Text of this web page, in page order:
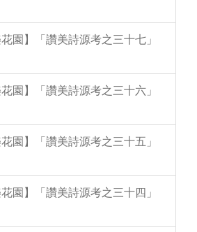
園】「讚美詩源考之三十七」
園】「讚美詩源考之三十六」
園】「讚美詩源考之三十五」
園】「讚美詩源考之三十四」